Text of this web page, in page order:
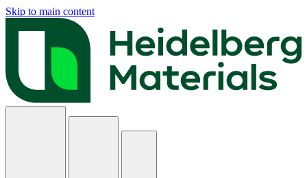
Skip to main content